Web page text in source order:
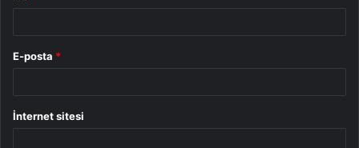
E-posta *
İnternet sitesi